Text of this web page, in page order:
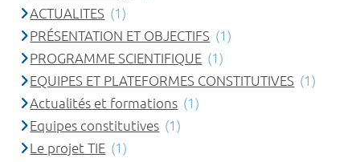
ACTUALITES (1)
PRÉSENTATION ET OBJECTIFS (1)
PROGRAMME SCIENTIFIQUE (1)
EQUIPES ET PLATEFORMES CONSTITUTIVES (1)
Actualités et formations (1)
Equipes constitutives (1)
Le projet TIE (1)